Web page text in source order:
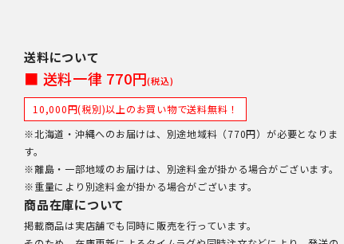
送料について
■ 送料一律 770円(税込)
10,000円(税別)以上のお買い物で送料無料！
※北海道・沖縄へのお届けは、別途地域料（770円）が必要となりま
す。
※離島・一部地域のお届けは、別途料金が掛かる場合がございます。
※重量により別途料金が掛かる場合がございます。
商品在庫について
掲載商品は実店舗でも同時に販売を行っています。